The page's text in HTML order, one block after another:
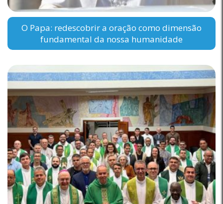
O Papa: redescobrir a oração como dimensão
fundamental da nossa humanidade